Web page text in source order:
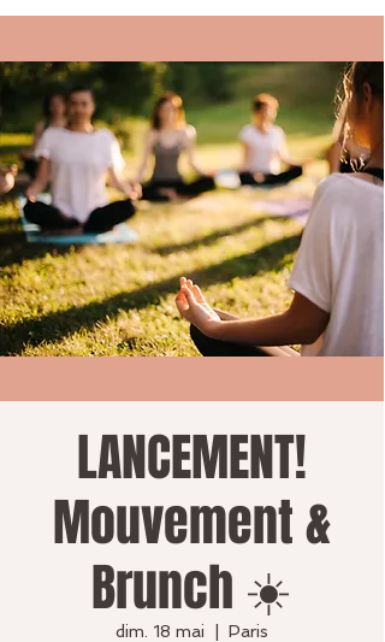
LANCEMENT!
Mouvement &
Brunch ☀️
dim. 18 mai Paris